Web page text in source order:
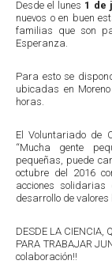
Desde el lunes 1 de
nuevos o en buen
familias que son
Esperanza.
Para esto se
ubicadas en
horas.
El Voluntariado de
“Mucha gente
pequeñas, puede
octubre del 2016
acciones
desarrollo de valores
DESDE LA CIENCIA,
PARA TRABAJAR
colaboración!!